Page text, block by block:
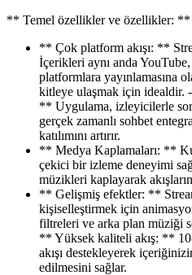
** Temel özellikler ve özellikler: **
** Çok platform akışı: **
İçerikleri aynı anda
platformlara yayınlamasına
kitleye ulaşmak için idealdir.
** Uygulama, izleyicilerle
gerçek zamanlı sohbet
katılımını artırır.
** Medya Kaplamaları: **
çekici bir izleme deneyimi
müzikleri kaplayarak
** Gelişmiş efektler: **
kişiselleştirmek için
filtreleri ve arka plan müziği
** Yüksek kaliteli akış: **
akışı destekleyerek
edilmesini sağlar.